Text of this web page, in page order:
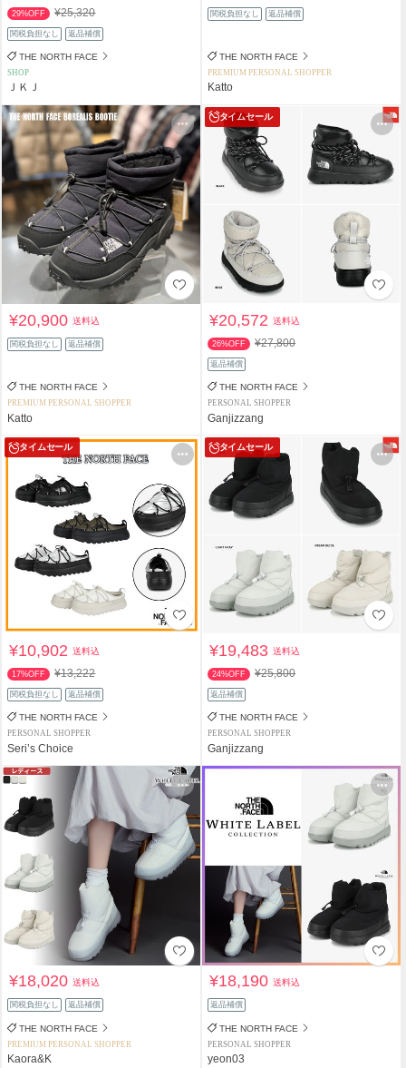
29%OFF ¥25,320
関税負担なし 返品補償
THE NORTH FACE
SHOP
ＪＫＪ
関税負担なし 返品補償
THE NORTH FACE
PREMIUM PERSONAL SHOPPER
Katto
¥20,900送料込
関税負担なし 返品補償
THE NORTH FACE
PREMIUM PERSONAL SHOPPER
Katto
タイムセール
¥20,572送料込
26%OFF ¥27,800
返品補償
THE NORTH FACE
PERSONAL SHOPPER
Ganjizzang
タイムセール
¥10,902送料込
17%OFF ¥13,222
関税負担なし 返品補償
THE NORTH FACE
PERSONAL SHOPPER
Seri’s Choice
タイムセール
¥19,483送料込
24%OFF ¥25,800
返品補償
THE NORTH FACE
PERSONAL SHOPPER
Ganjizzang
¥18,020送料込
関税負担なし 返品補償
THE NORTH FACE
PREMIUM PERSONAL SHOPPER
Kaora&K
¥18,190送料込
返品補償
THE NORTH FACE
PERSONAL SHOPPER
yeon03